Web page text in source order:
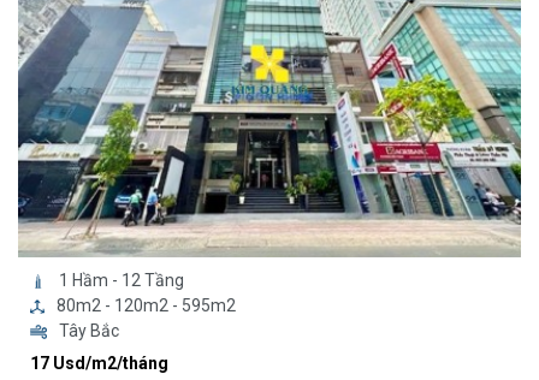
1 Hầm - 12 Tầng
80m2 - 120m2 - 595m2
Tây Bắc
17 Usd/m2/tháng